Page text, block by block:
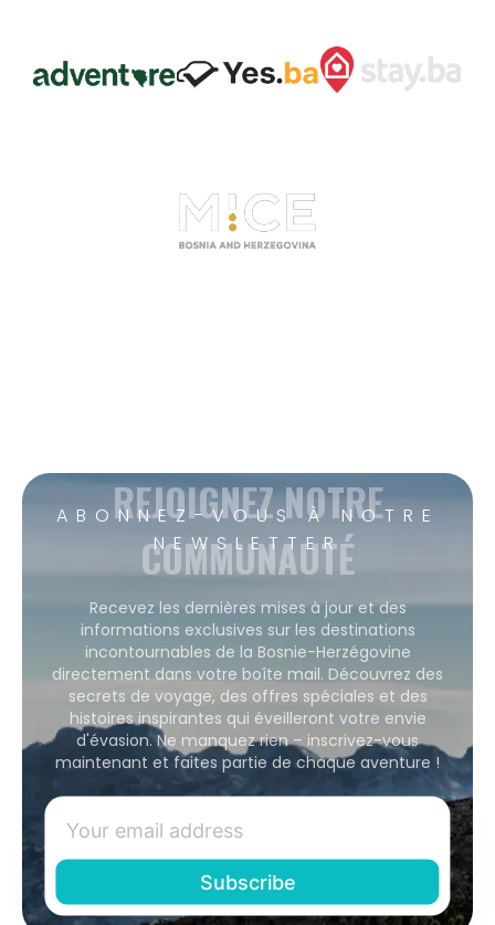
ABONNEZ-VOUS À NOTRE
NEWSLETTER
REJOIGNEZ NOTRE
COMMUNAUTÉ
Recevez les dernières mises à jour et des
informations exclusives sur les destinations
incontournables de la Bosnie-Herzégovine
directement dans votre boîte mail. Découvrez des
secrets de voyage, des offres spéciales et des
histoires inspirantes qui éveilleront votre envie
d'évasion. Ne manquez rien – inscrivez-vous
maintenant et faites partie de chaque aventure !